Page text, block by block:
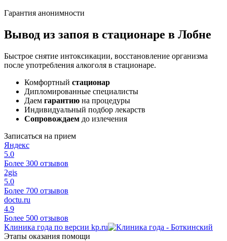
Гарантия анонимности
Вывод из запоя в стационаре в Лобне
Быстрое снятие интоксикации, восстановление организма
после употребления алкоголя в стационаре.
Комфортный стационар
Дипломированные специалисты
Даем гарантию на процедуры
Индивидуальный подбор лекарств
Сопровождаем до излечения
Записаться на прием
Яндекс
5.0
Более 300 отзывов
2gis
5.0
Более 700 отзывов
doctu.ru
4.9
Более 500 отзывов
Клиника года по версии kp.ru
Этапы оказания помощи